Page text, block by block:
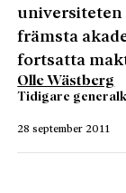
främsta
fortsatta
Olle Wästberg
Tidigare
28 september 2011